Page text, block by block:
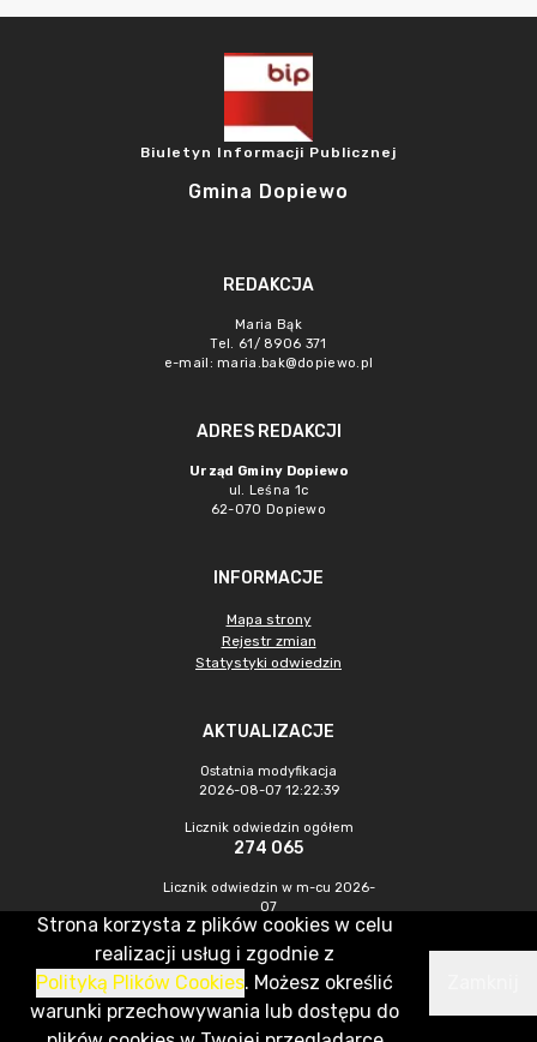
Biuletyn Informacji Publicznej
Gmina Dopiewo
REDAKCJA
Maria Bąk
Tel. 61/ 8906 371
e-mail: maria.bak@dopiewo.pl
ADRES REDAKCJI
Urząd Gminy Dopiewo
ul. Leśna 1c
62-070 Dopiewo
INFORMACJE
Mapa strony
Rejestr zmian
Statystyki odwiedzin
AKTUALIZACJE
Ostatnia modyfikacja
2026-08-07 12:22:39
Licznik odwiedzin ogółem
274 065
Licznik odwiedzin w m-cu 2026-
07
854
CMS & Hosting: Nefeni Sp. z o.o.
Strona korzysta z plików cookies w celu
realizacji usług i zgodnie z
Polityką Plików Cookies. Możesz określić
warunki przechowywania lub dostępu do